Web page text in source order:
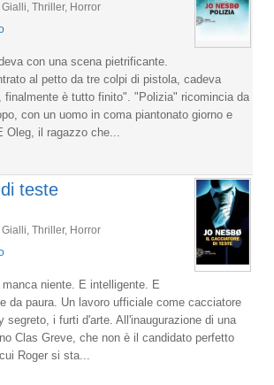
Thriller, Horror
con una scena pietrificante.
al petto da tre colpi di pistola, cadeva
finalmente è tutto finito". "Polizia" ricomincia da
con un uomo in coma piantonato giorno e
Oleg, il ragazzo che...
teste
Thriller, Horror
niente. E intelligente. E
da paura. Un lavoro ufficiale come cacciatore
segreto, i furti d'arte. All'inaugurazione di una
Clas Greve, che non è il candidato perfetto
Roger si sta...